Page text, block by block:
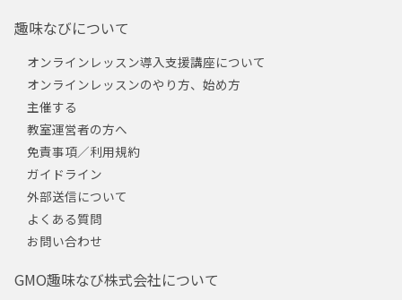
趣味なびについて
オンラインレッスン導入支援講座について
オンラインレッスンのやり方、始め方
主催する
教室運営者の方へ
免責事項／利用規約
ガイドライン
外部送信について
よくある質問
お問い合わせ
GMO趣味なび株式会社について